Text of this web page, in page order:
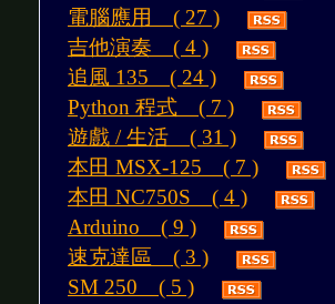
電腦應用 ( 27 )
吉他演奏 ( 4 )
追風 135 ( 24 )
Python 程式 ( 7 )
遊戲 / 生活 ( 31 )
本田 MSX-125 ( 7 )
本田 NC750S ( 4 )
Arduino ( 9 )
速克達區 ( 3 )
SM 250 ( 5 )